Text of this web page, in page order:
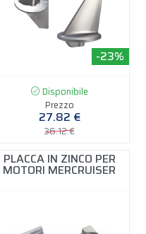
-23%
Disponibile
Prezzo
27.82 €
36.12 €
PLACCA IN ZINCO PER
MOTORI MERCRUISER